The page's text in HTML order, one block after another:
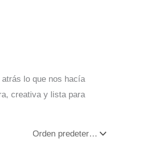
lo que nos hacía
creativa y lista para